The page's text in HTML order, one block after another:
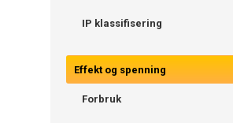
IP klassifisering
Effekt og spenning
Forbruk